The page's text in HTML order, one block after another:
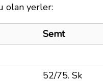
olan yerler:
Semt
52/75. Sk